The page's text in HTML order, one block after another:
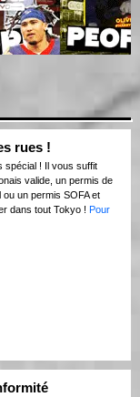
rues !
spécial ! Il vous suffit
valide, un permis de
un permis SOFA et
dans tout Tokyo ! Pour